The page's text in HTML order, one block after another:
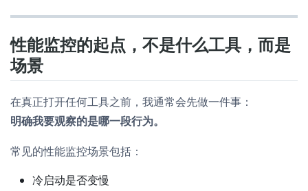
性能监控的起点，不是什么工具，而是
场景
在真正打开任何工具之前，我通常会先做一件事：
明确我要观察的是哪一段行为。
常见的性能监控场景包括：
冷启动是否变慢